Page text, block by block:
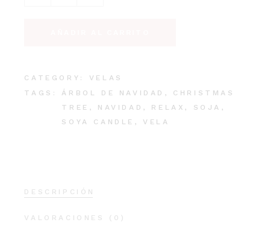
CATEGORY:
VELAS
TAGS:
ÁRBOL DE NAVIDAD
CHRISTMAS
TREE
NAVIDAD RELAX SOJA
SOYA CANDLE
VELA
DESCRIPCIÓN
VALORACIONES (0)